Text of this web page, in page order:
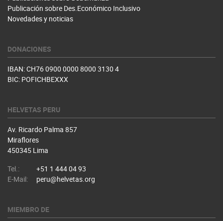
Publicación sobre Des.Económico Inclusivo
Novedades y noticias
DONACIONES
IBAN: CH76 0900 0000 8000 3130 4
BIC: POFICHBEXXX
HELVETAS PERU
Av. Ricardo Palma 857
Miraflores
450345 Lima
Tel.:
+51 1 444 04 93
E-Mail:
peru@helvetas.org
MIEMBRO DE